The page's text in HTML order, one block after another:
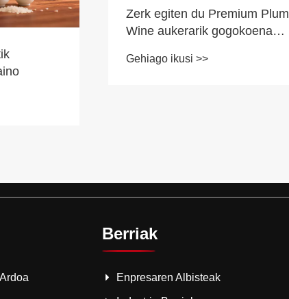
Zerk egiten du Premium Plum
Wine aukerarik gogokoena
bikainetarako esperientzia?
Gehiago ikusi >>
Berriak
Enpresaren Albisteak